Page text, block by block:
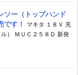
ソー（トップハンド
です！
マキタ １８Ｖ 充
） ＭＵＣ２５８Ｄ 新発